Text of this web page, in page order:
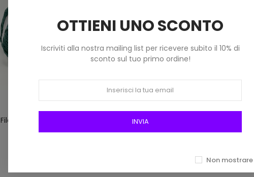
Filato Ciniglia Centro Filati Col 44
Verdone
Filati Col 22 Beige
OTTIENI UNO SCONTO
Iscriviti alla nostra mailing list per ricevere subito il 10% di
sconto sul tuo primo ordine!
INVIA
Non